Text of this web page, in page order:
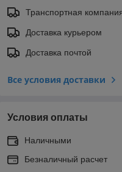
Транспортная
Доставка курьером
Доставка почтой
Все условия доставки
Условия оплаты
Наличными
Безналичный расчет